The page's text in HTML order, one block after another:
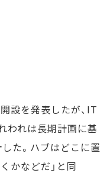
設を発表したが、IT
われは長期計画に基
た。ハブはどこに置
かなどだ」と同